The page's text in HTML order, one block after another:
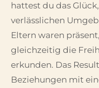
hattest du das
verlässlichen
Eltern waren
gleichzeitig die
erkunden. Das
Beziehungen mit